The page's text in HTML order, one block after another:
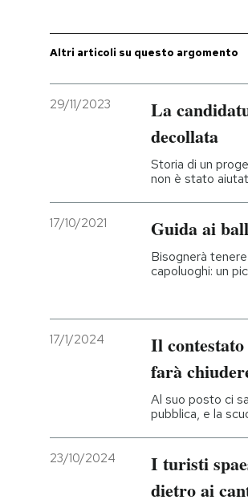
Altri articoli su questo argomento
29/11/2023
La
decollata
Storia di un
non è stato
17/10/2021 Guida ai
Bisognerà
capoluoghi: un
17/1/2024
Il
farà
Al suo posto ci
pubblica, e la
23/10/2024
I turisti
dietro ai